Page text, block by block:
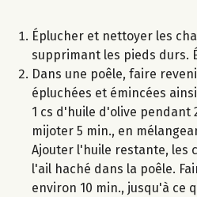
Éplucher et nettoyer les
supprimant les pieds durs.
Dans une poêle, faire
épluchées et émincées
1 cs d'huile d'olive pendant
mijoter 5 min., en
Ajouter l'huile restante, les
l'ail haché dans la poêle.
environ 10 min., jusqu'à ce